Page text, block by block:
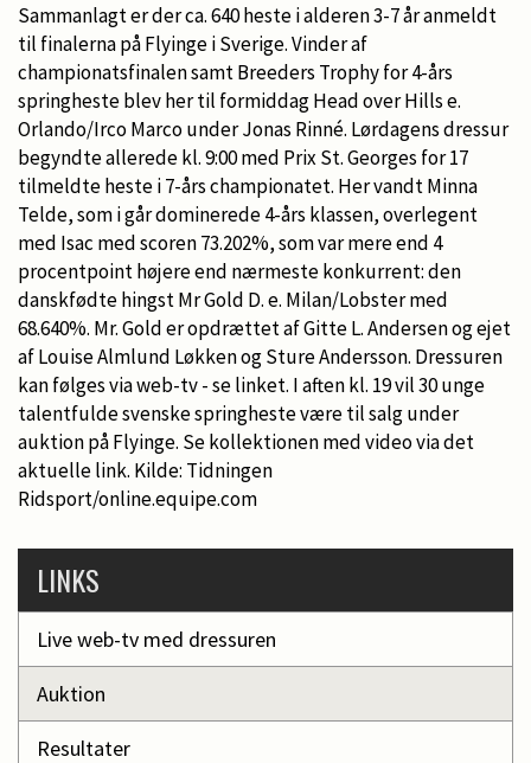
Sammanlagt er der ca. 640 heste i alderen 3-7 år anmeldt
til finalerna på Flyinge i Sverige. Vinder af
championatsfinalen samt Breeders Trophy for 4-års
springheste blev her til formiddag Head over Hills e.
Orlando/Irco Marco under Jonas Rinné. Lørdagens dressur
begyndte allerede kl. 9:00 med Prix St. Georges for 17
tilmeldte heste i 7-års championatet. Her vandt Minna
Telde, som i går dominerede 4-års klassen, overlegent
med Isac med scoren 73.202%, som var mere end 4
procentpoint højere end nærmeste konkurrent: den
danskfødte hingst Mr Gold D. e. Milan/Lobster med
68.640%. Mr. Gold er opdrættet af Gitte L. Andersen og ejet
af Louise Almlund Løkken og Sture Andersson. Dressuren
kan følges via web-tv - se linket. I aften kl. 19 vil 30 unge
talentfulde svenske springheste være til salg under
auktion på Flyinge. Se kollektionen med video via det
aktuelle link. Kilde: Tidningen
Ridsport/online.equipe.com
LINKS
Live web-tv med dressuren
Auktion
Resultater